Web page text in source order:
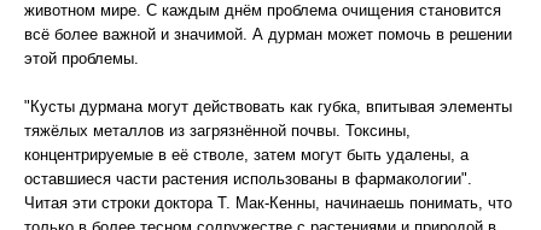
животном мире. С каждым днём проблема очищения становится
всё более важной и значимой. А дурман может помочь в решении
этой проблемы.
"Кусты дурмана могут действовать как губка, впитывая элементы
тяжёлых металлов из загрязнённой почвы. Токсины,
концентрируемые в её стволе, затем могут быть удалены, а
оставшиеся части растения использованы в фармакологии".
Читая эти строки доктора Т. Мак-Кенны, начинаешь понимать, что